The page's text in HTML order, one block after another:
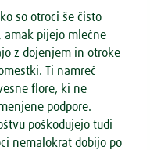
so otroci še čisto
amak pijejo mlečne
z dojenjem in otroke
Ti namreč
flore, ki ne
podpore.
poškodujejo tudi
nemalokrat dobijo po